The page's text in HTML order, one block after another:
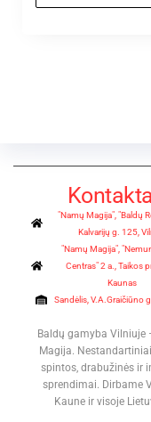
"Namų Magija", "Baldų
Kalvarijų g. 125,
"Namų Magija",
Centras" 2 a., Taikos
Kaunas
Sandėlis, V.A.Graičiūno
Baldų gamyba Vilniuje
Magija.
spintos, drabužinės ir
sprendimai. Dirbame
Kaune ir visoje